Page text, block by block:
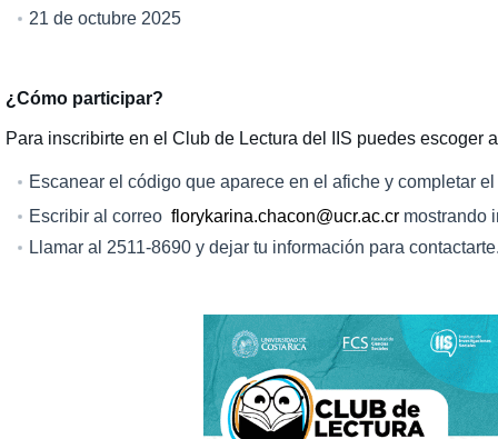
21 de octubre 2025
¿Cómo participar?
Para inscribirte en el Club de Lectura del IIS puedes escoger
Escanear el código que aparece en el afiche y completar el
Escribir al correo florykarina.chacon@ucr.ac.cr mostrando
Llamar al 2511-8690 y dejar tu información para